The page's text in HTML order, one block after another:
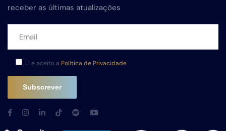
receber as últimas atualizações
Li e aceito a Política de Privacidade